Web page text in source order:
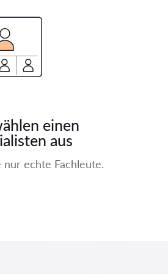
einen
aus
nur echte Fachleute.